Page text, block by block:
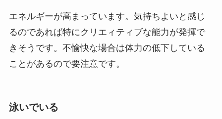
エネルギーが高まっています。気持ちよいと感じ
るのであれば特にクリエィティブな能力が発揮で
きそうです。不愉快な場合は体力の低下している
ことがあるので要注意です。
泳いでいる